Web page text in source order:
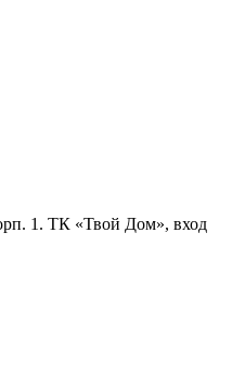
1. ТК «Твой Дом», вход